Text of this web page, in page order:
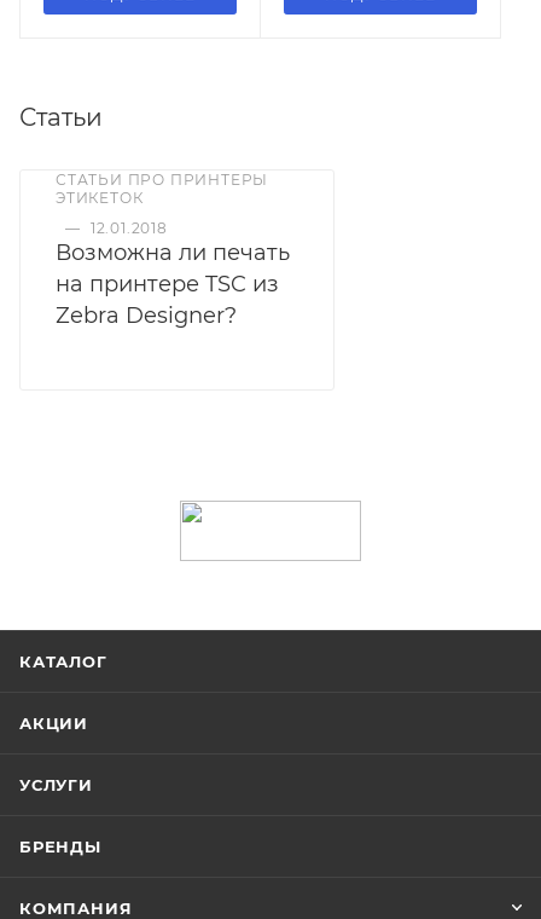
Статьи
СТАТЬИ ПРО ПРИНТЕРЫ
ЭТИКЕТОК
— 12.01.2018
Возможна ли печать
на принтере TSC из
Zebra Designer?
КАТАЛОГ
АКЦИИ
УСЛУГИ
БРЕНДЫ
КОМПАНИЯ